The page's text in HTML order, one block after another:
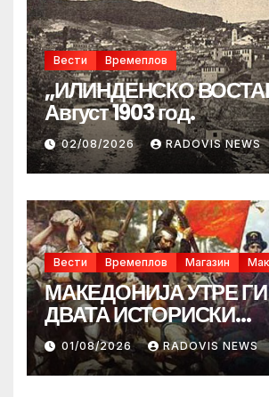
Вести Времеплов
„ИЛИНДЕНСКО
Август 1903 год.
02/08/2026 RADOVIS NEWS
Вести Времеплов Магазин
МАКЕДОНИЈА УТРЕ
ДВАТА ИСТОРИСКИ
ИЛИНДЕНА!
01/08/2026 RADOVIS NEWS